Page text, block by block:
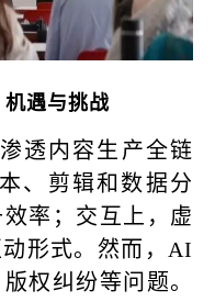
遇与挑战
透内容生产全链
、剪辑和数据分
率；交互上，虚
形式。然而，AI
权纠纷等问题。